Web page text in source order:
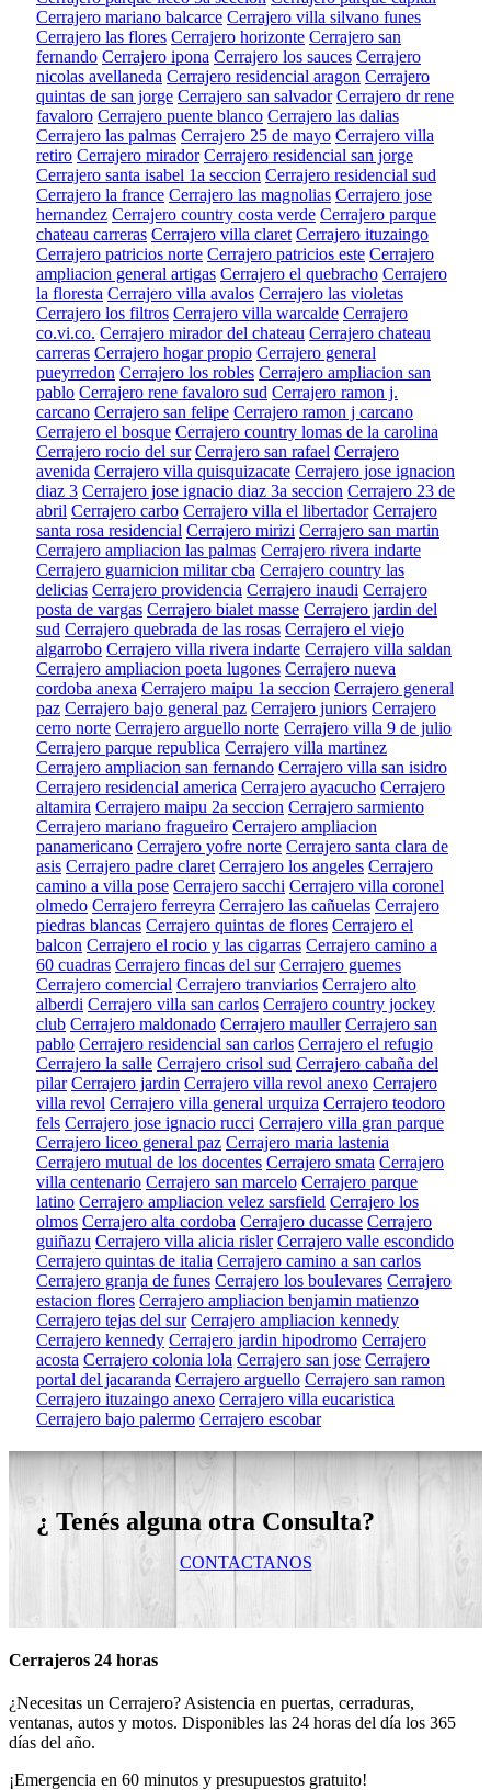
Cerrajero mariano balcarce Cerrajero villa silvano funes
Cerrajero las flores Cerrajero horizonte Cerrajero san
fernando Cerrajero ipona Cerrajero los sauces Cerrajero
nicolas avellaneda Cerrajero residencial aragon Cerrajero
quintas de san jorge Cerrajero san salvador Cerrajero dr rene
favaloro Cerrajero puente blanco Cerrajero las dalias
Cerrajero las palmas Cerrajero 25 de mayo Cerrajero villa
retiro Cerrajero mirador Cerrajero residencial san jorge
Cerrajero santa isabel 1a seccion Cerrajero residencial sud
Cerrajero la france Cerrajero las magnolias Cerrajero jose
hernandez Cerrajero country costa verde Cerrajero parque
chateau carreras Cerrajero villa claret Cerrajero ituzaingo
Cerrajero patricios norte Cerrajero patricios este Cerrajero
ampliacion general artigas Cerrajero el quebracho Cerrajero
la floresta Cerrajero villa avalos Cerrajero las violetas
Cerrajero los filtros Cerrajero villa warcalde Cerrajero
co.vi.co. Cerrajero mirador del chateau Cerrajero chateau
carreras Cerrajero hogar propio Cerrajero general
pueyrredon Cerrajero los robles Cerrajero ampliacion san
pablo Cerrajero rene favaloro sud Cerrajero ramon j.
carcano Cerrajero san felipe Cerrajero ramon j carcano
Cerrajero el bosque Cerrajero country lomas de la carolina
Cerrajero rocio del sur Cerrajero san rafael Cerrajero
avenida Cerrajero villa quisquizacate Cerrajero jose ignacion
diaz 3 Cerrajero jose ignacio diaz 3a seccion Cerrajero 23 de
abril Cerrajero carbo Cerrajero villa el libertador Cerrajero
santa rosa residencial Cerrajero mirizi Cerrajero san martin
Cerrajero ampliacion las palmas Cerrajero rivera indarte
Cerrajero guarnicion militar cba Cerrajero country las
delicias Cerrajero providencia Cerrajero inaudi Cerrajero
posta de vargas Cerrajero bialet masse Cerrajero jardin del
sud Cerrajero quebrada de las rosas Cerrajero el viejo
algarrobo Cerrajero villa rivera indarte Cerrajero villa saldan
Cerrajero ampliacion poeta lugones Cerrajero nueva
cordoba anexa Cerrajero maipu 1a seccion Cerrajero general
paz Cerrajero bajo general paz Cerrajero juniors Cerrajero
cerro norte Cerrajero arguello norte Cerrajero villa 9 de julio
Cerrajero parque republica Cerrajero villa martinez
Cerrajero ampliacion san fernando Cerrajero villa san isidro
Cerrajero residencial america Cerrajero ayacucho Cerrajero
altamira Cerrajero maipu 2a seccion Cerrajero sarmiento
Cerrajero mariano fragueiro Cerrajero ampliacion
panamericano Cerrajero yofre norte Cerrajero santa clara de
asis Cerrajero padre claret Cerrajero los angeles Cerrajero
camino a villa pose Cerrajero sacchi Cerrajero villa coronel
olmedo Cerrajero ferreyra Cerrajero las cañuelas Cerrajero
piedras blancas Cerrajero quintas de flores Cerrajero el
balcon Cerrajero el rocio y las cigarras Cerrajero camino a
60 cuadras Cerrajero fincas del sur Cerrajero guemes
Cerrajero comercial Cerrajero tranviarios Cerrajero alto
alberdi Cerrajero villa san carlos Cerrajero country jockey
club Cerrajero maldonado Cerrajero mauller Cerrajero san
pablo Cerrajero residencial san carlos Cerrajero el refugio
Cerrajero la salle Cerrajero crisol sud Cerrajero cabaña del
pilar Cerrajero jardin Cerrajero villa revol anexo Cerrajero
villa revol Cerrajero villa general urquiza Cerrajero teodoro
fels Cerrajero jose ignacio rucci Cerrajero villa gran parque
Cerrajero liceo general paz Cerrajero maria lastenia
Cerrajero mutual de los docentes Cerrajero smata Cerrajero
villa centenario Cerrajero san marcelo Cerrajero parque
latino Cerrajero ampliacion velez sarsfield Cerrajero los
olmos Cerrajero alta cordoba Cerrajero ducasse Cerrajero
guiñazu Cerrajero villa alicia risler Cerrajero valle escondido
Cerrajero quintas de italia Cerrajero camino a san carlos
Cerrajero granja de funes Cerrajero los boulevares Cerrajero
estacion flores Cerrajero ampliacion benjamin matienzo
Cerrajero tejas del sur Cerrajero ampliacion kennedy
Cerrajero kennedy Cerrajero jardin hipodromo Cerrajero
acosta Cerrajero colonia lola Cerrajero san jose Cerrajero
portal del jacaranda Cerrajero arguello Cerrajero san ramon
Cerrajero ituzaingo anexo Cerrajero villa eucaristica
Cerrajero bajo palermo Cerrajero escobar
¿ Tenés alguna otra Consulta?
CONTACTANOS
Cerrajeros 24 horas
¿Necesitas un Cerrajero? Asistencia en puertas, cerraduras,
ventanas, autos y motos. Disponibles las 24 horas del día los 365
días del año.
¡Emergencia en 60 minutos y presupuestos gratuito!